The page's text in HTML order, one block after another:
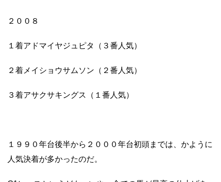
２００８
１着アドマイヤジュピタ（３番人気）
２着メイショウサムソン（２番人気）
３着アサクサキングス（１番人気）
１９９０年台後半から２０００年台初頭までは、かように
人気決着が多かったのだ。